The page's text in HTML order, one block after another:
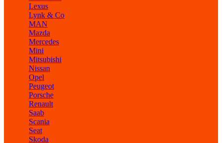
Lexus
Lynk & Co
MAN
Mazda
Mercedes
Mini
Mitsubishi
Nissan
Opel
Peugeot
Porsche
Renault
Saab
Scania
Seat
Skoda